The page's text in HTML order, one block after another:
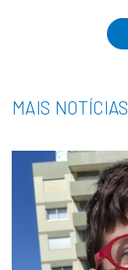
MAIS NOTÍCIAS